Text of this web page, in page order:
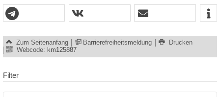
Zum Seitenanfang Barrierefreiheitsmeldung
Drucken
Webcode: km125887
Filter